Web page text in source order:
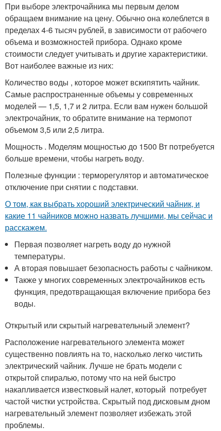
При выборе электрочайника мы первым делом
обращаем внимание на цену. Обычно она колеблется в
пределах 4-6 тысяч рублей, в зависимости от рабочего
объема и возможностей прибора. Однако кроме
стоимости следует учитывать и другие характеристики.
Вот наиболее важные из них:
Количество воды , которое может вскипятить чайник.
Самые распространенные объемы у современных
моделей — 1,5, 1,7 и 2 литра. Если вам нужен большой
электрочайник, то обратите внимание на термопот
объемом 3,5 или 2,5 литра.
Мощность . Моделям мощностью до 1500 Вт потребуется
больше времени, чтобы нагреть воду.
Полезные функции : терморегулятор и автоматическое
отключение при снятии с подставки.
О том, как выбрать хороший электрический чайник, и
какие 11 чайников можно назвать лучшими, мы сейчас и
расскажем.
Первая позволяет нагреть воду до нужной
температуры.
А вторая повышает безопасность работы с чайником.
Также у многих современных электрочайников есть
функция, предотвращающая включение прибора без
воды.
Открытый или скрытый нагревательный элемент?
Расположение нагревательного элемента может
существенно повлиять на то, насколько легко чистить
электрический чайник. Лучше не брать модели с
открытой спиралью, потому что на ней быстро
накапливается известковый налет, который потребует
частой чистки устройства. Скрытый под дисковым дном
нагревательный элемент позволяет избежать этой
проблемы.